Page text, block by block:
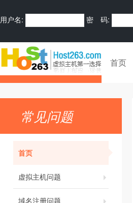
用户名: 密 码:
首页
常见问题
首页
虚拟主机问题
域名注册问题